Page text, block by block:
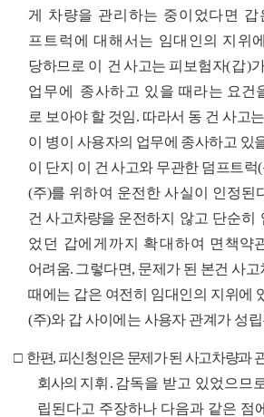
게 차량을 관리하는 중이었다면 갑
프트럭에대해서는 임대인의 지위에
당하므로 이 건 사고는 피 보험자(갑)
업무에 종사하고 있을때라는 요건
로 보아야 할 것임. 따라서 동 건 사고
이 병이 사용자의 업무에 종사하고 있
이 단지 이 건 사고와 무관한 덤프트럭(
(주)를 위하여 운전한 사실이 인정된
건 사고차량을 운전하지 않고 단순히
었던 갑에게까지 확대하여 면 책약
어려움. 그렇다면, 문제가 된 본건 사
때에는 갑은 여전히 임대인의 지위에
(주)와 갑사이 에는 사용자 관계가 성
□ 한편, 피신청인은 문제가 된 사고차량과
회사의 지휘 ․ 감독을 받고 있었으므
립된다고 주장하나 다음과 같은 점